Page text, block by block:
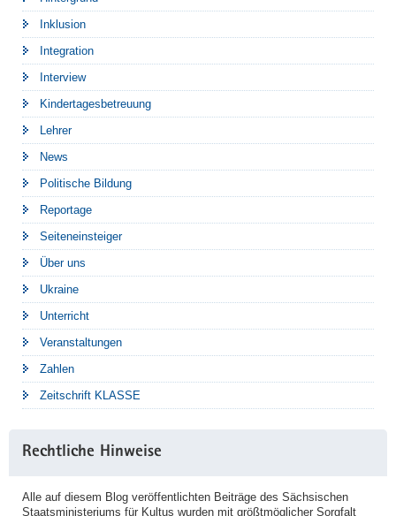
Inklusion
Integration
Interview
Kindertagesbetreuung
Lehrer
News
Politische Bildung
Reportage
Seiteneinsteiger
Über uns
Ukraine
Unterricht
Veranstaltungen
Zahlen
Zeitschrift KLASSE
Rechtliche Hinweise
Alle auf diesem Blog veröffentlichten Beiträge des Sächsischen
Staatsministeriums für Kultus wurden mit größtmöglicher Sorgfalt